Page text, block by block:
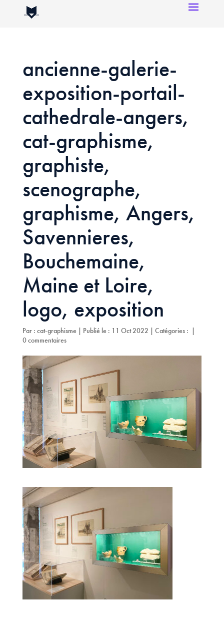
ancienne-galerie-
exposition-portail-
cathedrale-angers,
cat-graphisme,
graphiste,
scenographe,
graphisme, Angers,
Savennieres,
Bouchemaine,
Maine et Loire,
logo, exposition
Par : cat-graphisme | Publié le : 11 Oct 2022 | Catégories : |
0 commentaires